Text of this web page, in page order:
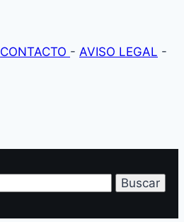
CONTACTO - AVISO LEGAL -